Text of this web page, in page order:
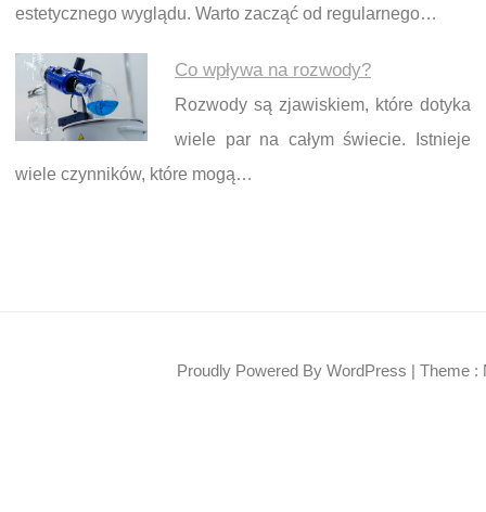
estetycznego wyglądu. Warto zacząć od regularnego…
Co wpływa na rozwody?
Rozwody są zjawiskiem, które dotyka
wiele par na całym świecie. Istnieje
wiele czynników, które mogą…
Proudly Powered By WordPress | Theme :